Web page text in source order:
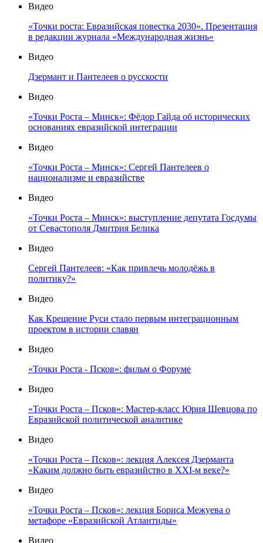
Видео
«Точки роста: Евразийская повестка 2030». Презентация
в редакции журнала «Международная жизнь»
Видео
Дзермант и Пантелеев о русскости
Видео
«Точки Роста – Минск»: Фёдор Гайда об исторических
основаниях евразийской интеграции
Видео
«Точки Роста – Минск»: Сергей Пантелеев о
национализме и евразийстве
Видео
«Точки Роста – Минск»: выступление депутата Госдумы
от Севастополя Дмитрия Белика
Видео
Сергей Пантелеев: «Как привлечь молодёжь в
политику?»
Видео
Как Крещение Руси стало первым интеграционным
проектом в истории славян
Видео
«Точки Роста - Псков»: фильм о Форуме
Видео
«Точки Роста – Псков»: Мастер-класс Юрия Шевцова по
Евразийской политической аналитике
Видео
«Точки Роста – Псков»: лекция Алексея Дзерманта
«Каким должно быть евразийство в XXI-м веке?»
Видео
«Точки Роста – Псков»: лекция Бориса Межуева о
метафоре «Евразийской Атлантиды»
Видео